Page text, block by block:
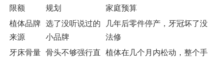
限额
规划
家庭预算
植体品牌
来源
选了没听说过的
小品牌
几年后零件停产，牙冠坏了没
法修
牙床骨量 骨头不够强行直 植体在几个月内松动，整个手